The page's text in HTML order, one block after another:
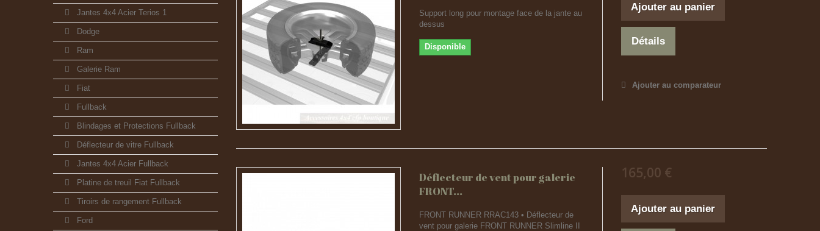
Jantes 4x4 Acier Terios 1
Dodge
Ram
Galerie Ram
Fiat
Fullback
Blindages et Protections Fullback
Déflecteur de vitre Fullback
Jantes 4x4 Acier Fullback
Platine de treuil Fiat Fullback
Tiroirs de rangement Fullback
Ford
Support long pour montage face de la jante au
dessus
Disponible
Ajouter au panier
Détails
Ajouter au comparateur
Déflecteur de vent pour galerie
FRONT...
FRONT RUNNER RRAC143 • Déflecteur de
vent pour galerie FRONT RUNNER Slimline II
165,00 €
Ajouter au panier